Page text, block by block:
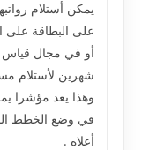
يمكن أستلام
أو في مجال قياس
شهرين لأستلام
وهذا يعد مؤشرا
في وضع الخطط
أعلاه .